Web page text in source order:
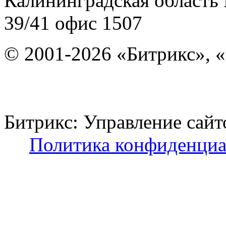
39/41 офис 1507
© 2001-2026 «Битрикс»,
Битрикс: Управление
Политика